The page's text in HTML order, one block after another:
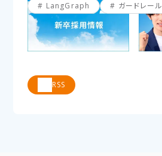
LangGraph
ガードレール
RSS